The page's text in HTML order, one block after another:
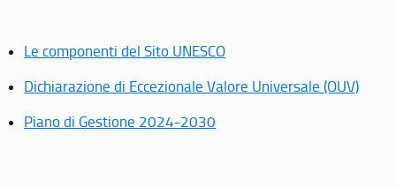
Le componenti del Sito UNESCO
Dichiarazione di Eccezionale Valore Universale (OUV)
Piano di Gestione 2024-2030